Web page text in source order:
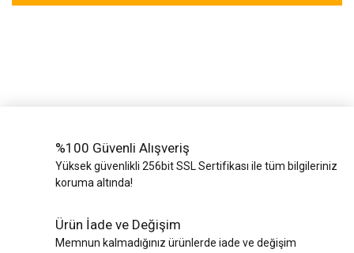
%100 Güvenli Alışveriş
Yüksek güvenlikli 256bit SSL Sertifikası ile tüm bilgileriniz
koruma altında!
Ürün İade ve Değişim
Memnun kalmadığınız ürünlerde iade ve değişim